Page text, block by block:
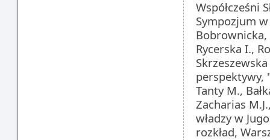
Współcześni
Sympozjum
Bobrownicka,
Rycerska I.,
perspektywy,
Tanty M.,
Zacharias
władzy w
rozkład,